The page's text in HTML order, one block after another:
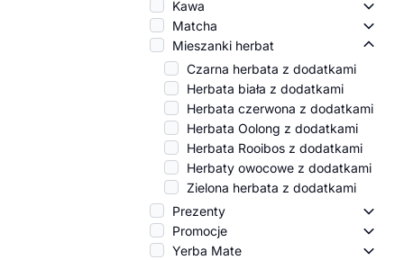
Kawa
Kawa -
Matcha
Mieszanki herbat
Czarna herbata z dodatkami
Herbata biała z dodatkami
Herbata czerwona z dodatkami
Herbata Oolong z dodatkami
Herbata Rooibos z dodatkami
Herbaty owocowe z dodatkami
Zielona herbata z dodatkami
Prezenty
Promocje
Yerba Mate